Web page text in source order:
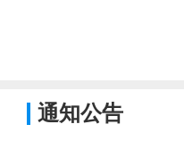
通知公告